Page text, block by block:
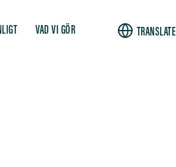
VAD VI GÖR TRANSLATE